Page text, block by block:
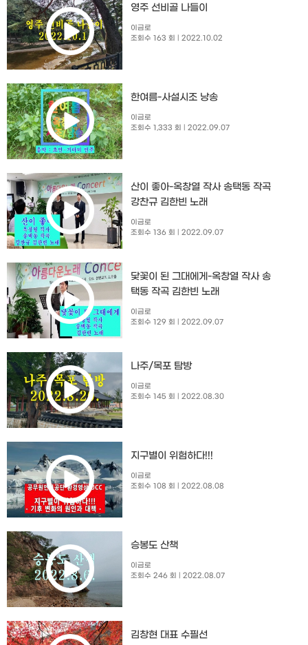
영주 선비골 나들이
이금로
조회수 163 회
| 2022.10.02
한여름-사설시조 낭송
이금로
조회수 1,333 회
| 2022.09.07
산이 좋아-옥창열 작사 송택동 작곡
강찬규 김한빈 노래
이금로
조회수 136 회
| 2022.09.07
닻꽃이 된 그대에게-옥창열 작사 송
택동 작곡 김한빈 노래
이금로
조회수 129 회
| 2022.09.07
나주/목포 탐방
이금로
조회수 145 회
| 2022.08.30
지구별이 위험하다!!!
이금로
조회수 108 회
| 2022.08.08
승봉도 산책
이금로
조회수 246 회
| 2022.08.07
김창현 대표 수필선